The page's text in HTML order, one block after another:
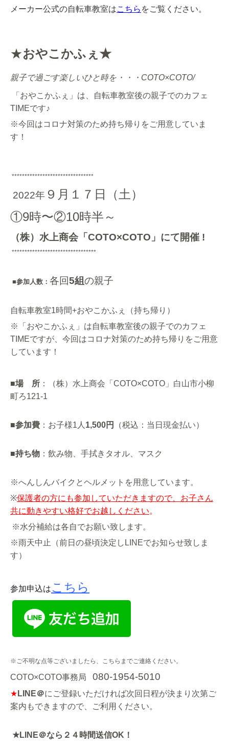
メーカー公式の自転車教室はこちら をご覧ください。
★おやこかふぇ★
親子で過ごす楽しいひと時を・・・ COTO×COTO/
「おやこかふぇ」は、自転車教室後の親子でのカフェ
TIMEです♪
※今回はコロナ対策のため持ち帰りをご用意していま
す！
********************************
2022年 ９ 月１７日（土）
①9時〜②10時半～
（株）水上商会「COTO×COTO 」にて開催 !
*********************************
■参加人数： 各回5組の親子
自転車教室1時間+おやこかふぇ（持ち帰り）
※「おやこかふぇ」は自転車教室後の親子でのカフェ
TIMEですが、 今回はコロナ対策のため持ち帰りをご用意
しています！
■場 所 ：（株）水上商会「 COTO×COTO 」白山市小柳
町ろ121-1
■参加費 ：お子様1人 1,500円 （税込：当日現金払い）
■持ち物 ：飲み物、手拭きタオル、マスク
※へんしんバイクとヘルメットを用意しています。
※保護者の方にも参加していただきますので、お子さん
共に動きやすい格好でお越しください。
※水分補給は各自でお願い致します。
※雨天中止（前日の昼頃決定しLINEでお知らせ致しま
す）
参加申込は こちら
※ご不明な点等ございましたら、こちらまでご連絡ください。
COTO×COTO事務局 080-1954-5010
★ LINE＠にご登録いただければ次回日程が決まり次第ご
案内もできますので、ご利用ください。
★LINE＠なら２４時間送信OK ！